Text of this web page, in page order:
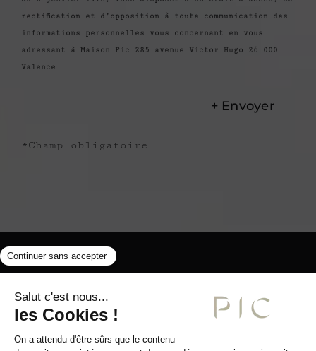
rectification et d’opposition à toute communication des
informations personnelles vous concernant en vous
adressant à Maison Pic 285 avenue Victor Hugo 26 000
Valence
*Champ obligatoire